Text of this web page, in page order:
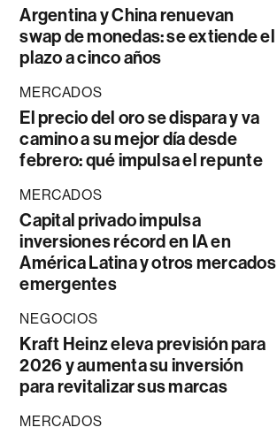
Argentina y China renuevan
swap de monedas: se extiende el
plazo a cinco años
MERCADOS
El precio del oro se dispara y va
camino a su mejor día desde
febrero: qué impulsa el repunte
MERCADOS
Capital privado impulsa
inversiones récord en IA en
América Latina y otros mercados
emergentes
NEGOCIOS
Kraft Heinz eleva previsión para
2026 y aumenta su inversión
para revitalizar sus marcas
MERCADOS